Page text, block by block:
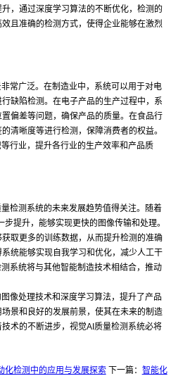
，通过深度学习算法的不断优化，检测的
且准确的检测方式，使得企业能够在激烈
常广泛。在制造业中，系统可以用于对电
缺陷检测。在电子产品的生产过程中，系
偏差等问题，确保产品的质量。在食品行
清晰度等进行检测，保障消费者的权益。
行业，提升各行业的生产效率和产品质
检测系统的未来发展趋势值得关注。随着
提升，能够实现更快的图像传输和处理。
取更多的训练数据，从而提升检测的准确
统能够实现自我学习和优化，减少人工干
系统将与其他智能制造技术相结合，推动
像处理技术和深度学习算法，提升了产品
景和良好的发展前景，使其在未来的制造
术的不断进步，视觉AI质量检测系统必将
化检测中的应用与发展探索下一篇： 智能化